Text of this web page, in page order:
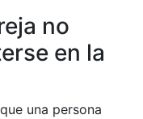
no
en la
una persona